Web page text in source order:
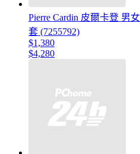
Pierre Cardin 皮爾卡登 男
套 (7255792)
$1,380
$4,280